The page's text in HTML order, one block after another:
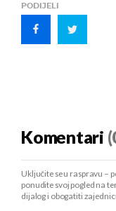
PODIJELI
Komentari
Uključite se u raspravu –
ponudite svoj pogled na
dijalog i obogatiti